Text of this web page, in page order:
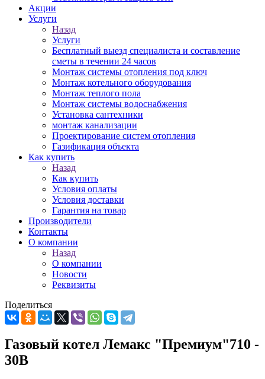
Акции
Услуги
Назад
Услуги
Бесплатный выезд специалиста и составление
сметы в течении 24 часов
Монтаж системы отопления под ключ
Монтаж котельного оборудования
Монтаж теплого пола
Монтаж системы водоснабжения
Установка сантехники
монтаж канализации
Проектирование систем отопления
Газификация объекта
Как купить
Назад
Как купить
Условия оплаты
Условия доставки
Гарантия на товар
Производители
Контакты
О компании
Назад
О компании
Новости
Реквизиты
Поделиться
Газовый котел Лемакс "Премиум"710 -
30В